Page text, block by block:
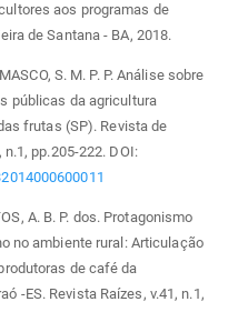
aos programas de
de Santana - BA, 2018.
S. M. P. P. Análise sobre
públicas da agricultura
frutas (SP). Revista de
pp.205-222. DOI:
A. B. P. dos. Protagonismo
no ambiente rural: Articulação
de café da
-ES. Revista Raízes, v.41, n.1,